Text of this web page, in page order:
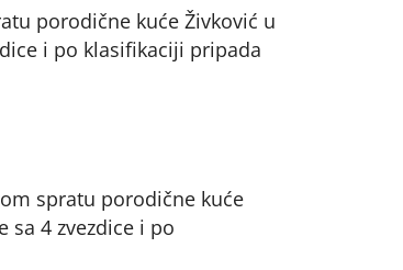
porodične kuće Živković u
i po klasifikaciji pripada
spratu porodične kuće
sa 4 zvezdice i po